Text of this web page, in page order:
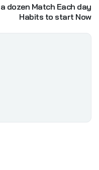
a dozen Match Each day
Habits to start Now